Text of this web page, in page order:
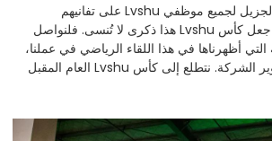
أخيرًا، نتقدم بالشكر الجزيل لجميع موظفي Lvshu على تفانيهم
وعملهم الدؤوب، مما جعل كأس Lvshu هذا ذكرى لا تُنسى. فلنواصل
أظهرناها في هذا اللقاء الرياضي في عملنا،
ولنساهم أكثر في تطوير الشركة. نتطلع إلى كأس Lvshu العام المقبل